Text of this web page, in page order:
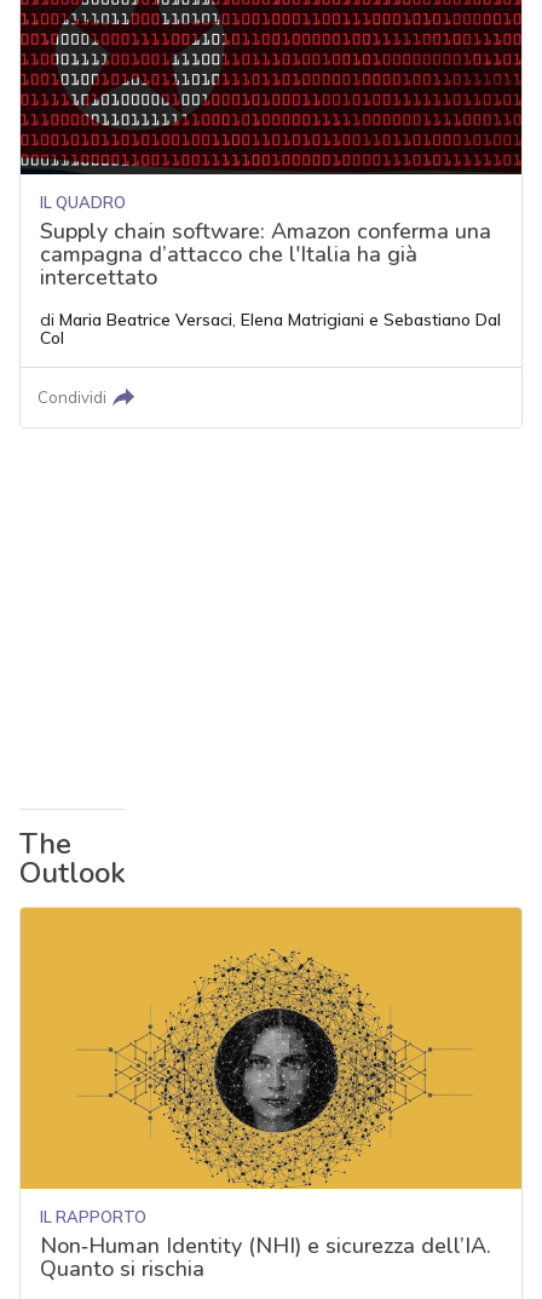
IL QUADRO
Supply chain software: Amazon conferma una
campagna d’attacco che l'Italia ha già
intercettato
di Maria Beatrice Versaci, Elena Matrigiani e Sebastiano Dal
Col
Condividi
The
Outlook
IL RAPPORTO
Non‑Human Identity (NHI) e sicurezza dell’IA.
Quanto si rischia